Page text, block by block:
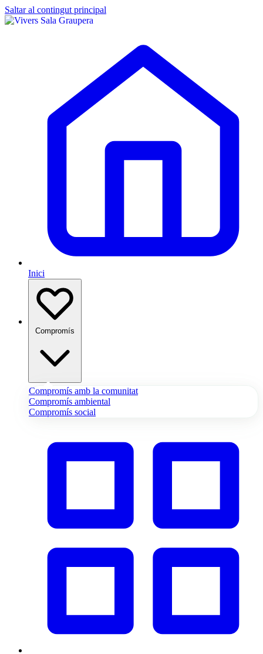
Saltar al contingut principal
Inici
Compromís
Compromís amb la comunitat
Compromís ambiental
Compromís social